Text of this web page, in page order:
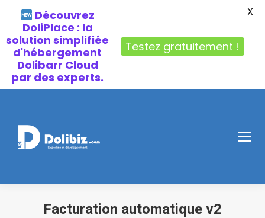
Facturation automatique v2
Découvrez
DoliPlace : la
solution simplifiée
d'hébergement
Dolibarr Cloud
par des experts.
Testez gratuitement !
X